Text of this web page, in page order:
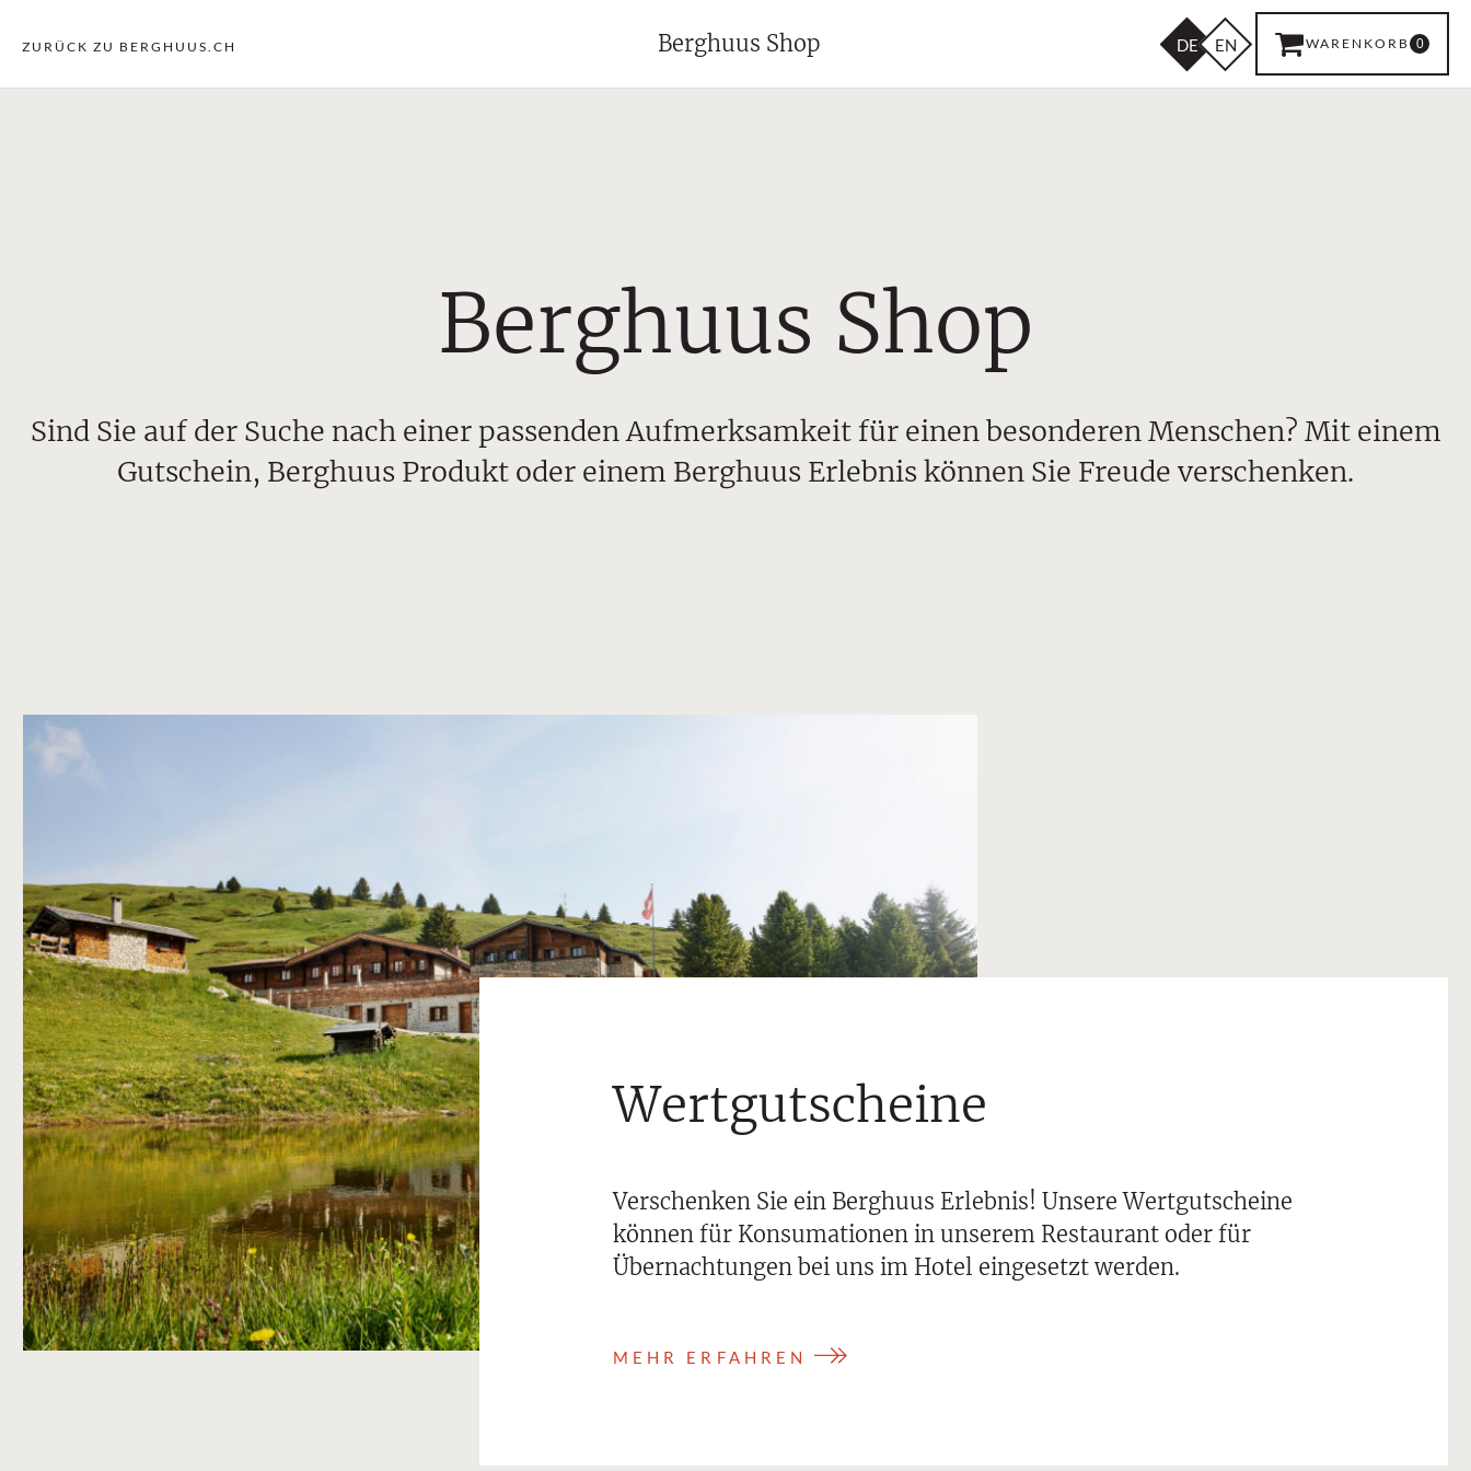
ZURÜCK ZU BERGHUUS.CH Berghuus Shop DE EN WARENKORB 0
Berghuus Shop
Sind Sie auf der Suche nach einer passenden Aufmerksamkeit für einen besonderen Menschen? Mit einem
Gutschein, Berghuus Produkt oder einem Berghuus Erlebnis können Sie Freude verschenken.
Wertgutscheine
Verschenken Sie ein Berghuus Erlebnis! Unsere Wertgutscheine
können für Konsumationen in unserem Restaurant oder für
Übernachtungen bei uns im Hotel eingesetzt werden.
MEHR ERFAHREN